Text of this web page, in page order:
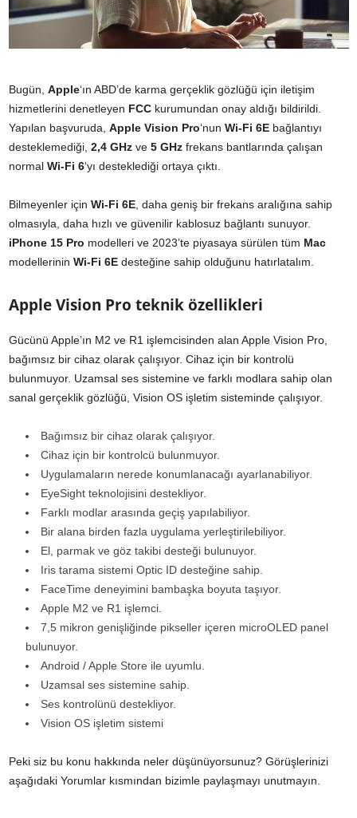
Bugün, Apple‘ın ABD’de karma gerçeklik gözlüğü için iletişim
hizmetlerini denetleyen FCC kurumundan onay aldığı bildirildi.
Yapılan başvuruda, Apple Vision Pro‘nun Wi-Fi 6E bağlantıyı
desteklemediği, 2,4 GHz ve 5 GHz frekans bantlarında çalışan
normal Wi-Fi 6‘yı desteklediği ortaya çıktı.
Bilmeyenler için Wi-Fi 6E, daha geniş bir frekans aralığına sahip
olmasıyla, daha hızlı ve güvenilir kablosuz bağlantı sunuyor.
iPhone 15 Pro modelleri ve 2023’te piyasaya sürülen tüm Mac
modellerinin Wi-Fi 6E desteğine sahip olduğunu hatırlatalım.
Apple Vision Pro teknik özellikleri
Gücünü Apple’ın M2 ve R1 işlemcisinden alan Apple Vision Pro,
bağımsız bir cihaz olarak çalışıyor. Cihaz için bir kontrolü
bulunmuyor. Uzamsal ses sistemine ve farklı modlara sahip olan
sanal gerçeklik gözlüğü, Vision OS işletim sisteminde çalışıyor.
Bağımsız bir cihaz olarak çalışıyor.
Cihaz için bir kontrolcü bulunmuyor.
Uygulamaların nerede konumlanacağı ayarlanabiliyor.
EyeSight teknolojisini destekliyor.
Farklı modlar arasında geçiş yapılabiliyor.
Bir alana birden fazla uygulama yerleştirilebiliyor.
El, parmak ve göz takibi desteği bulunuyor.
Iris tarama sistemi Optic ID desteğine sahip.
FaceTime deneyimini bambaşka boyuta taşıyor.
Apple M2 ve R1 işlemci.
7,5 mikron genişliğinde pikseller içeren microOLED panel
bulunuyor.
Android / Apple Store ile uyumlu.
Uzamsal ses sistemine sahip.
Ses kontrolünü destekliyor.
Vision OS işletim sistemi
Peki siz bu konu hakkında neler düşünüyorsunuz? Görüşlerinizi
aşağıdaki Yorumlar kısmından bizimle paylaşmayı unutmayın.